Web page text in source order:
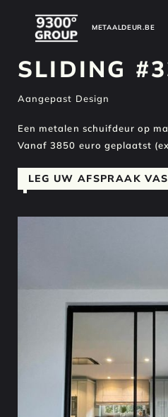
METAALDEUR.BE
METAALDEUR.BE
SLIDING
Aangepast Design
Een metalen schuifdeur op
Vanaf 3850 euro geplaatst
LEG UW AFSPRAAK